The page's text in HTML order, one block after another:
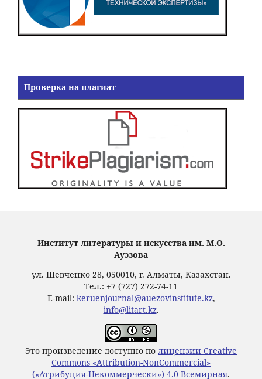
Проверка на плагиат
Институт литературы и искусства им. М.О.
Ауэзова
ул. Шевченко 28, 050010, г. Алматы, Казахстан.
Тел.: +7 (727) 272-74-11
E-mail: keruenjournal@auezovinstitute.kz,
info@litart.kz.
Это произведение доступно по лицензии Creative
Commons «Attribution-NonCommercial»
(«Атрибуция-Некоммерчески») 4.0 Всемирная.